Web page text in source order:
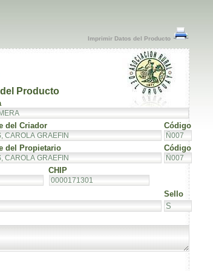
Imprimir Datos del Producto
Producto
del Criador Código
del Propietario Código
CHIP
Sello